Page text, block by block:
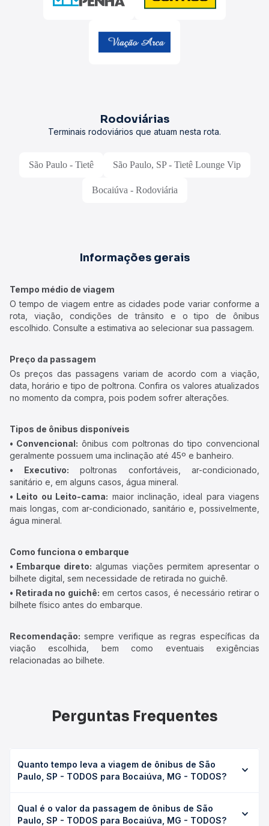
Rodoviárias
Terminais rodoviários que atuam nesta rota.
São Paulo - Tietê São Paulo, SP - Tietê Lounge Vip
Bocaiúva - Rodoviária
Informações gerais
Tempo médio de viagem
O tempo de viagem entre as cidades pode variar conforme a
rota, viação, condições de trânsito e o tipo de ônibus
escolhido. Consulte a estimativa ao selecionar sua passagem.
Preço da passagem
Os preços das passagens variam de acordo com a viação,
data, horário e tipo de poltrona. Confira os valores atualizados
no momento da compra, pois podem sofrer alterações.
Tipos de ônibus disponíveis
• Convencional: ônibus com poltronas do tipo convencional
geralmente possuem uma inclinação até 45º e banheiro.
• Executivo: poltronas confortáveis, ar-condicionado,
sanitário e, em alguns casos, água mineral.
• Leito ou Leito-cama: maior inclinação, ideal para viagens
mais longas, com ar-condicionado, sanitário e, possivelmente,
água mineral.
Como funciona o embarque
• Embarque direto: algumas viações permitem apresentar o
bilhete digital, sem necessidade de retirada no guichê.
• Retirada no guichê: em certos casos, é necessário retirar o
bilhete físico antes do embarque.
Recomendação: sempre verifique as regras específicas da
viação escolhida, bem como eventuais exigências
relacionadas ao bilhete.
Perguntas Frequentes
Quanto tempo leva a viagem de ônibus de São
Paulo, SP - TODOS para Bocaiúva, MG - TODOS?
Bocaiúva, MG - TODOS leva em média 19h 21min,
podendo variar conforme a viação, o tipo de serviço
Qual é o valor da passagem de ônibus de São
Paulo, SP - TODOS para Bocaiúva, MG - TODOS?